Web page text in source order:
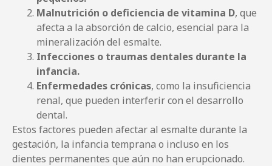
Malnutrición o deficiencia de vitamina D, que
afecta a la absorción de calcio, esencial para la
mineralización del esmalte.
Infecciones o traumas dentales durante la
infancia.
Enfermedades crónicas, como la insuficiencia
renal, que pueden interferir con el desarrollo
dental.
Estos factores pueden afectar al esmalte durante la
gestación, la infancia temprana o incluso en los
dientes permanentes que aún no han erupcionado.